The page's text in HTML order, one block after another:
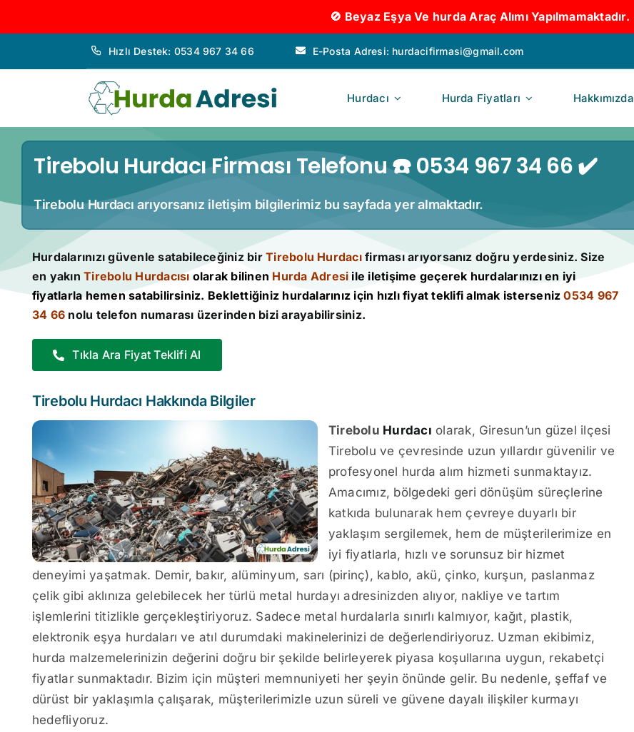
🚫 Beyaz Eşya Ve hurda Araç Alımı Yapılmamaktadır.
Hızlı Destek: 0534 967 34 66 E-Posta Adresi: hurdacifirmasi@gmail.com
Hurdacı Hurda Fiyatları Hakkımızda
Tirebolu Hurdacı Firması Telefonu ☎️ 0534 967 34 66 ✔️
Tirebolu Hurdacı arıyorsanız iletişim bilgilerimiz bu sayfada yer almaktadır.
Hurdalarınızı güvenle satabileceğiniz birTirebolu Hurdacıfirması arıyorsanız doğru yerdesiniz. Size
en yakınTirebolu Hurdacısı olarak bilinen Hurda Adresi ile iletişime geçerek hurdalarınızı en iyi
fiyatlarla hemen satabilirsiniz. Beklettiğiniz hurdalarınız için hızlı fiyat teklifi almak isterseniz0534 967
34 66 nolu telefon numarası üzerinden bizi arayabilirsiniz.
Tıkla Ara Fiyat Teklifi Al
Tirebolu Hurdacı Hakkında Bilgiler
Tirebolu Hurdacı olarak, Giresun’un güzel ilçesi
Tirebolu ve çevresinde uzun yıllardır güvenilir ve
profesyonel hurda alım hizmeti sunmaktayız.
Amacımız, bölgedeki geri dönüşüm süreçlerine
katkıda bulunarak hem çevreye duyarlı bir
yaklaşım sergilemek, hem de müşterilerimize en
iyi fiyatlarla, hızlı ve sorunsuz bir hizmet
deneyimi yaşatmak. Demir, bakır, alüminyum, sarı (pirinç), kablo, akü, çinko, kurşun, paslanmaz
çelik gibi aklınıza gelebilecek her türlü metal hurdayı adresinizden alıyor, nakliye ve tartım
işlemlerini titizlikle gerçekleştiriyoruz. Sadece metal hurdalarla sınırlı kalmıyor, kağıt, plastik,
elektronik eşya hurdaları ve atıl durumdaki makinelerinizi de değerlendiriyoruz. Uzman ekibimiz,
hurda malzemelerinizin değerini doğru bir şekilde belirleyerek piyasa koşullarına uygun, rekabetçi
fiyatlar sunmaktadır. Bizim için müşteri memnuniyeti her şeyin önünde gelir. Bu nedenle, şeffaf ve
dürüst bir yaklaşımla çalışarak, müşterilerimizle uzun süreli ve güvene dayalı ilişkiler kurmayı
hedefliyoruz.